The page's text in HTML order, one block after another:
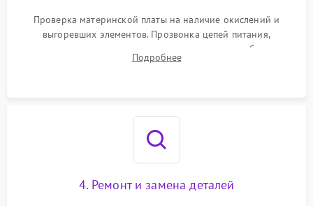
Проверка материнской платы на наличие окислений и
выгоревших элементов. Прозвонка цепей питания,
тестирование приводных моторов колес и турбины
всасывания. Оценка состояния оптических и инфракрасных
Подробнее
4. Ремонт и замена деталей